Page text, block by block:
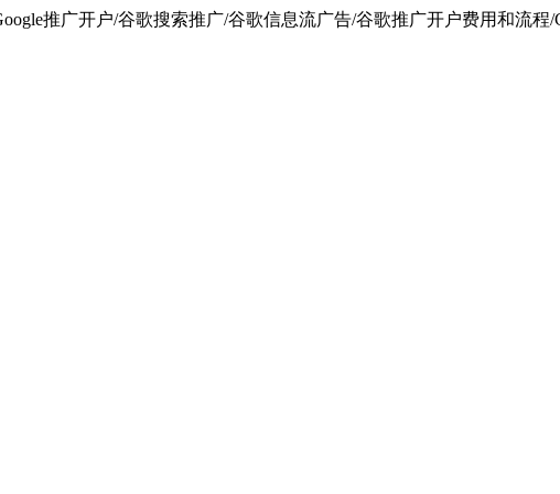
推广开户/谷歌搜索推广/谷歌信息流广告/谷歌推广开户费用和流程/